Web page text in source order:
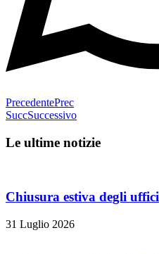
PrecedentePrec
SuccSuccessivo
Le ultime notizie
Chiusura estiva degli uffici
31 Luglio 2026